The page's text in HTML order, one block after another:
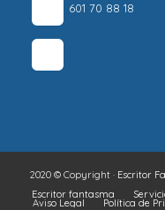
601 70 88 18
2020 © Copyright · Escritor
Escritor fantasma
Aviso Legal Política de